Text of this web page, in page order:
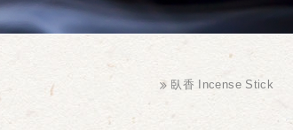
臥香 Incense Stick